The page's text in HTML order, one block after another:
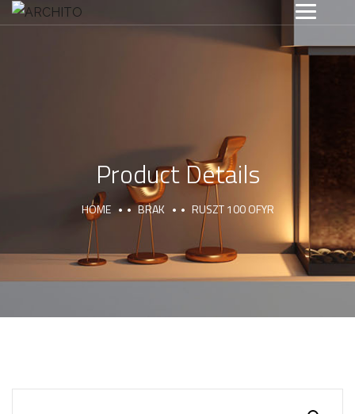
Product Details
HOME BRAK RUSZT 100 OFYR